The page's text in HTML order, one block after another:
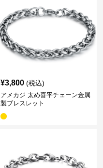
¥3,800 (税込)
アメカジ 太め喜平チェーン金属
製ブレスレット